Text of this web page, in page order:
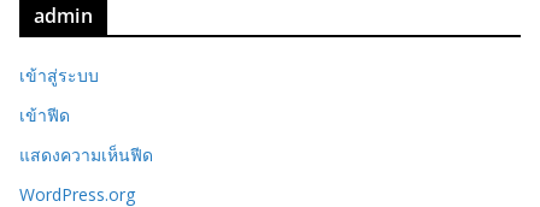
admin
เข้าสู่ระบบ
เข้าฟีด
แสดงความเห็นฟีด
WordPress.org